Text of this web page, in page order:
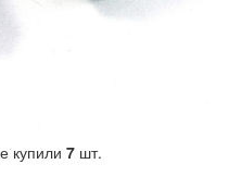
купили 7 шт.